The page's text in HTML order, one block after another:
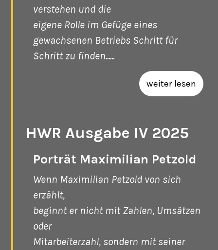
verstehen und die
eigene Rolle im Gefüge eines
gewachsenen Betriebs Schritt für
Schritt zu finden......
weiter lesen
Porträt Maximilian Petzold
Wenn Maximilian Petzold von sich
erzählt,
beginnt er nicht mit Zahlen, Umsätzen
oder
Mitarbeiterzahl, sondern mit seiner
HWR Ausgabe IV 2025